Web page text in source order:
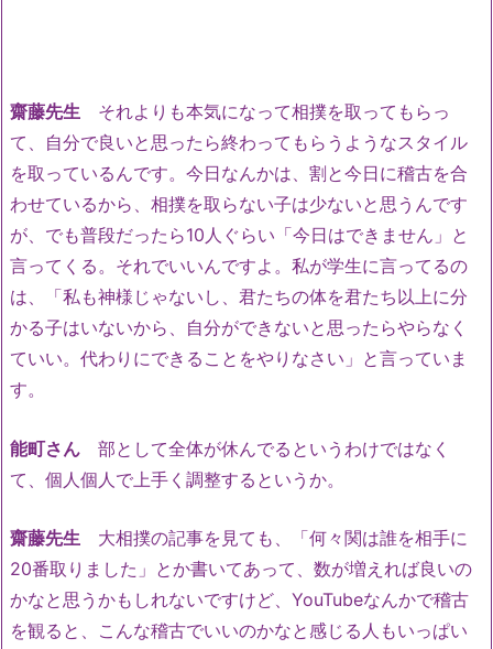
齋藤先生 それよりも本気になって相撲を取ってもらっ
て、自分で良いと思ったら終わってもらうようなスタイル
を取っているんです。今日なんかは、割と今日に稽古を合
わせているから、相撲を取らない子は少ないと思うんです
が、でも普段だったら10人ぐらい「今日はできません」と
言ってくる。それでいいんですよ。私が学生に言ってるの
は、「私も神様じゃないし、君たちの体を君たち以上に分
かる子はいないから、自分ができないと思ったらやらなく
ていい。代わりにできることをやりなさい」と言っていま
す。
能町さん 部として全体が休んでるというわけではなく
て、個人個人で上手く調整するというか。
齋藤先生 大相撲の記事を見ても、「何々関は誰を相手に
20番取りました」とか書いてあって、数が増えれば良いの
かなと思うかもしれないですけど、YouTubeなんかで稽古
を観ると、こんな稽古でいいのかなと感じる人もいっぱい